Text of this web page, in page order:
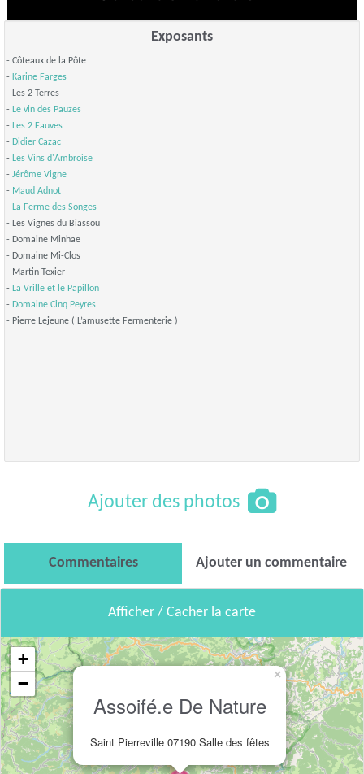
Exposants
- Côteaux de la Pôte
- Karine Farges
- Les 2 Terres
- Le vin des Pauzes
- Les 2 Fauves
- Didier Cazac
- Les Vins d'Ambroise
- Jérôme Vigne
- Maud Adnot
- La Ferme des Songes
- Les Vignes du Biassou
- Domaine Minhae
- Domaine Mi-Clos
- Martin Texier
- La Vrille et le Papillon
- Domaine Cinq Peyres
- Pierre Lejeune ( L’amusette Fermenterie )
Ajouter des photos
Commentaires Ajouter un commentaire
Afficher / Cacher la carte
Assoifé.e De Nature
Saint Pierreville 07190 Salle des fêtes
×
+
−